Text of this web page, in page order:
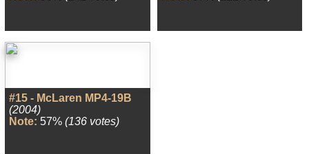
#15 - McLaren MP4-19B
(2004)
Note: 57% (136 votes)